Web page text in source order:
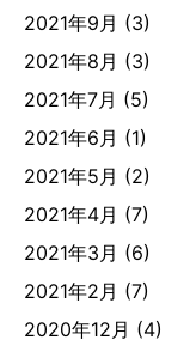
2021年9月 (3)
2021年8月 (3)
2021年7月 (5)
2021年6月 (1)
2021年5月 (2)
2021年4月 (7)
2021年3月 (6)
2021年2月 (7)
2020年12月 (4)